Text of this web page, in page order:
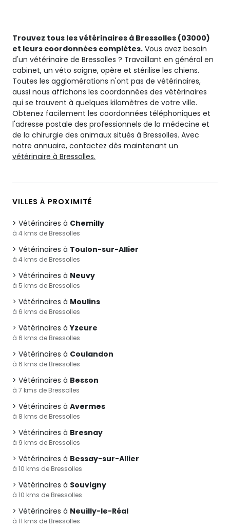
Trouvez tous les vétérinaires à Bressolles (03000)
et leurs coordonnées complètes. Vous avez besoin
d'un vétérinaire de Bressolles ? Travaillant en général en
cabinet, un véto soigne, opère et stérilise les chiens.
Toutes les agglomérations n'ont pas de vétérinaires,
aussi nous affichons les coordonnées des vétérinaires
qui se trouvent à quelques kilomètres de votre ville.
Obtenez facilement les coordonnées téléphoniques et
l'adresse postale des professionnels de la médecine et
de la chirurgie des animaux situés à Bressolles. Avec
notre annuaire, contactez dès maintenant un
vétérinaire à Bressolles.
VILLES À PROXIMITÉ
Vétérinaires à Chemilly
à 4 kms de Bressolles
Vétérinaires à Toulon-sur-Allier
à 4 kms de Bressolles
Vétérinaires à Neuvy
à 5 kms de Bressolles
Vétérinaires à Moulins
à 6 kms de Bressolles
Vétérinaires àYzeure
à 6 kms de Bressolles
Vétérinaires à Coulandon
à 6 kms de Bressolles
Vétérinaires à Besson
à 7 kms de Bressolles
Vétérinaires à Avermes
à 8 kms de Bressolles
Vétérinaires à Bresnay
à 9 kms de Bressolles
Vétérinaires à Bessay-sur-Allier
à 10 kms de Bressolles
Vétérinaires à Souvigny
à 10 kms de Bressolles
Vétérinaires à Neuilly-le-Réal
à 11 kms de Bressolles